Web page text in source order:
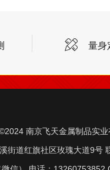
量身
南京飞天金属制品实
街道红旗社区玫瑰大道9号